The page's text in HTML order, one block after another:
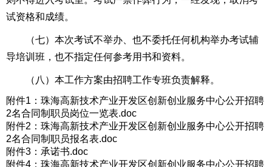
试资格和成绩。
（七）本次考试不举办、也不委托任何机构举办考试辅
导培训班，也不指定任何参考用书和资料。
（八）本工作方案由招聘工作专班负责解释。
附件1：珠海高新技术产业开发区创新创业服务中心公开招聘
2名合同制职员岗位一览表.doc
附件2：珠海高新技术产业开发区创新创业服务中心公开招聘
2名合同制职员报名表.doc
附件3：承诺书.doc
附件4：珠海高新技术产业开发区创新创业服务中心公开招聘